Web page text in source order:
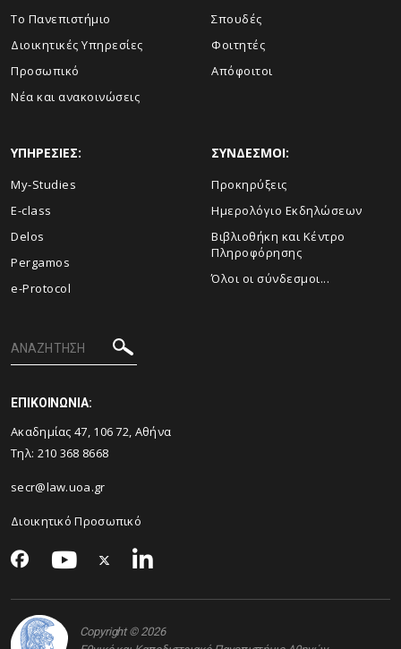
Το Πανεπιστήμιο
Διοικητικές Υπηρεσίες
Προσωπικό
Νέα και ανακοινώσεις
Σπουδές
Φοιτητές
Απόφοιτοι
ΥΠΗΡΕΣΙΕΣ:
My-Studies
E-class
Delos
Pergamos
e-Protocol
ΣΥΝΔΕΣΜΟΙ:
Προκηρύξεις
Ημερολόγιο Εκδηλώσεων
Βιβλιοθήκη και Κέντρο
Πληροφόρησης
Όλοι οι σύνδεσμοι...
ΕΠΙΚΟΙΝΩΝΙΑ:
Ακαδημίας 47, 106 72, Αθήνα
Τηλ: 210 368 8668
secr@law.uoa.gr
Διοικητικό Προσωπικό
Copyright © 2026